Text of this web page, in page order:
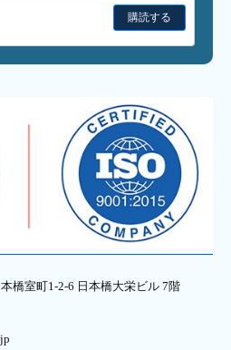
購読する
橋室町1-2-6 日本橋大栄ビル 7階